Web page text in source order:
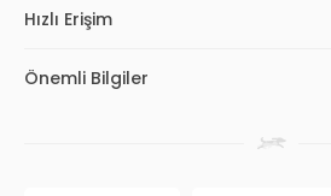
Hızlı Erişim
Önemli Bilgiler